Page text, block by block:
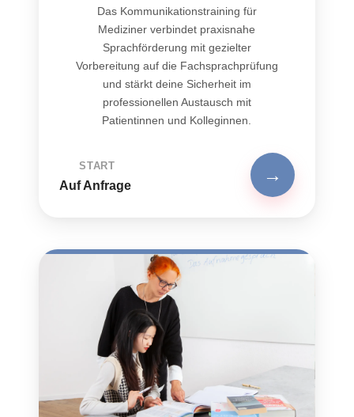
Das Kommunikationstraining für
Mediziner verbindet praxisnahe
Sprachförderung mit gezielter
Vorbereitung auf die Fachsprachprüfung
und stärkt deine Sicherheit im
professionellen Austausch mit
Patientinnen und Kolleginnen.
START
Auf Anfrage →